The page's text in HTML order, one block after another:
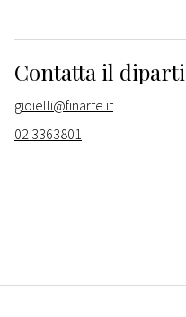
Contatta il
gioielli@finarte.it
02 3363801